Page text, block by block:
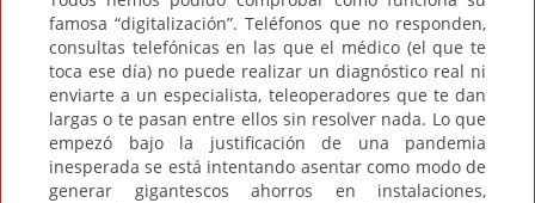
famosa “digitalización”. Teléfonos que no responden,
consultas telefónicas en las que el médico (el que te
toca ese día) no puede realizar un diagnóstico real ni
enviarte a un especialista, teleoperadores que te dan
largas o te pasan entre ellos sin resolver nada. Lo que
empezó bajo la justificación de una pandemia
inesperada se está intentando asentar como modo de
generar gigantescos ahorros en instalaciones,